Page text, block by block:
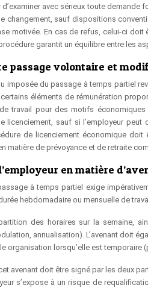
d’examiner avec sérieux toute
changement, sauf dispositions
motivée. En cas de refus, celui-ci
garantit un équilibre entre les
passage volontaire et
imposée du passage à temps partiel
éléments de rémunération
travail pour des motifs
licenciement, sauf si l’employeur
de licenciement économique
matière de prévoyance et de retraite
en matière
à temps partiel exige
hebdomadaire ou mensuelle de
des horaires sur la semaine,
annualisation). L’avenant doit
organisation lorsqu’elle est temporaire
avenant doit être signé par les deux
s’expose à un risque de